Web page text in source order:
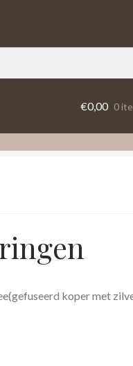
€0,00 0
koper met